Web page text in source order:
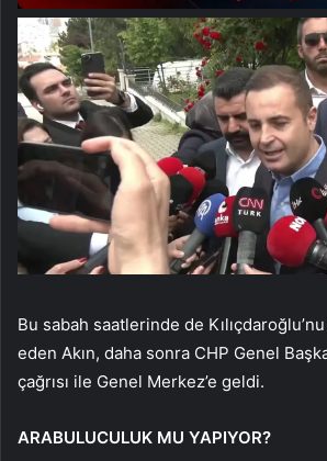
Bu sabah saatlerinde de
eden Akın, daha sonra CHP Genel
çağrısı ile Genel Merkez’e geldi.
ARABULUCULUK MU YAPIYOR?